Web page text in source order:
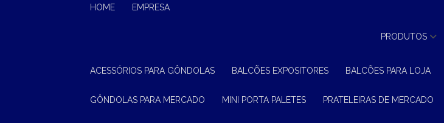
HOME EMPRESA
PRODUTOS
ACESSÓRIOS PARA GÔNDOLAS BALCÕES EXPOSITORES BALCÕES PARA LOJA
GÔNDOLAS PARA MERCADO MINI PORTA PALETES PRATELEIRAS DE MERCADO